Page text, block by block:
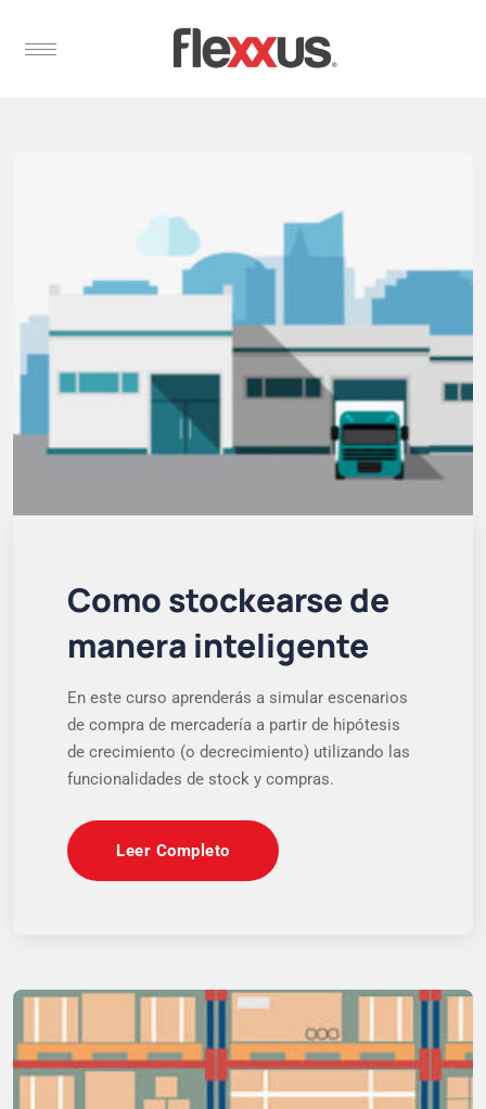
Como stockearse de
manera inteligente
En este curso aprenderás a simular escenarios
de compra de mercadería a partir de hipótesis
de crecimiento (o decrecimiento) utilizando las
funcionalidades de stock y compras.
Leer Completo